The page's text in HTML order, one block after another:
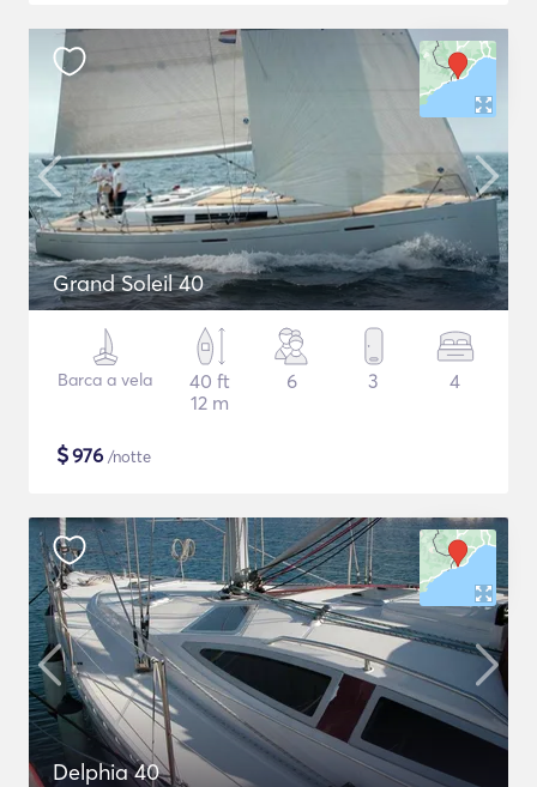
Grand Soleil 40
Barca a vela
40 ft
12 m
6 3 4
$976 /notte
Delphia 40